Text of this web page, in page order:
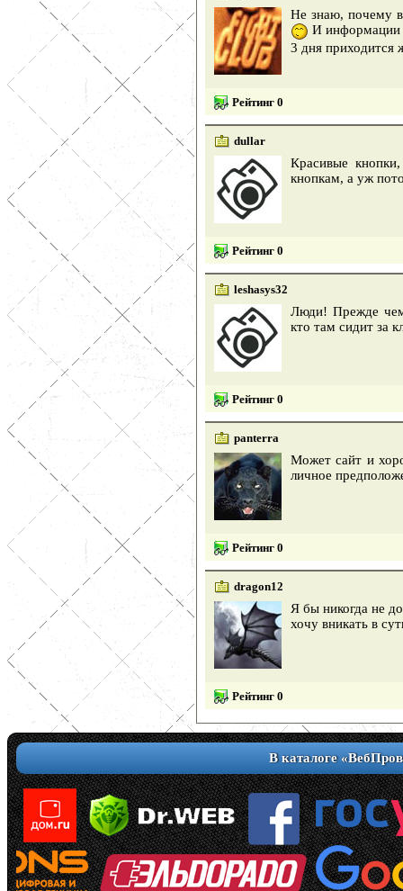
Не знаю, почему
И информации
3 дня приходится
Рейтинг 0
dullar
Красивые
кнопкам, а уж
Рейтинг 0
leshasys32
Люди! Прежде чем
кто там сидит за
Рейтинг 0
panterra
Может сайт и
личное
Рейтинг 0
dragon12
Я бы никогда не
хочу вникать в
Рейтинг 0
В каталоге